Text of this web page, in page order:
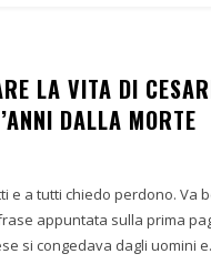
LA VITA DI
DALLA MORTE
e a tutti chiedo perdono. Va
appuntata sulla prima
si congedava dagli uomini